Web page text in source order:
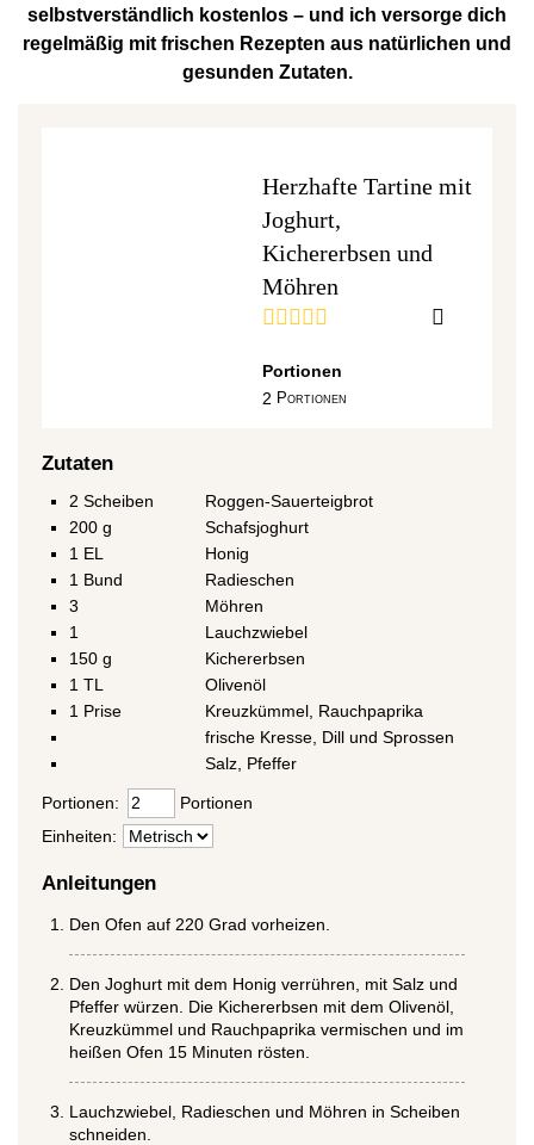
selbstverständlich kostenlos – und ich versorge dich
regelmäßig mit frischen Rezepten aus natürlichen und
gesunden Zutaten.
Herzhafte Tartine mit
Joghurt,
Kichererbsen und
Möhren
Portionen
2 Portionen
Zutaten
2 Scheiben
Roggen-Sauerteigbrot
200 g
Schafsjoghurt
1 EL
Honig
1 Bund
Radieschen
3
Möhren
1
Lauchzwiebel
150 g
Kichererbsen
1 TL
Olivenöl
1 Prise
Kreuzkümmel, Rauchpaprika
frische Kresse, Dill und Sprossen
Salz, Pfeffer
Portionen:
Portionen
Einheiten:
Anleitungen
Den Ofen auf 220 Grad vorheizen.
Den Joghurt mit dem Honig verrühren, mit Salz und
Pfeffer würzen. Die Kichererbsen mit dem Olivenöl,
Kreuzkümmel und Rauchpaprika vermischen und im
heißen Ofen 15 Minuten rösten.
Lauchzwiebel, Radieschen und Möhren in Scheiben
schneiden.